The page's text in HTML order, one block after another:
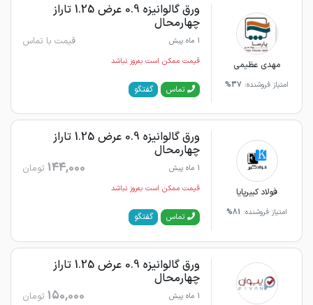
مهدی عظیمی
امتیاز فروشنده: 37%
ورق گالوانیزه 0.9 عرض 1.25 تاراز
چهارمحال
1 ماه پیش قیمت با تماس
قیمت ممکن است به‌روز نباشد
تماس گفتگو
فولاد کبیرپایا
امتیاز فروشنده: 81%
ورق گالوانیزه 0.9 عرض 1.25 تاراز
چهارمحال
1 ماه پیش 144,000 تومان
قیمت ممکن است به‌روز نباشد
تماس گفتگو
ورق گالوانیزه 0.9 عرض 1.25 تاراز
چهارمحال
1 ماه پیش 150,000 تومان